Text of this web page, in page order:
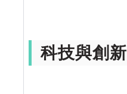
科技與創新